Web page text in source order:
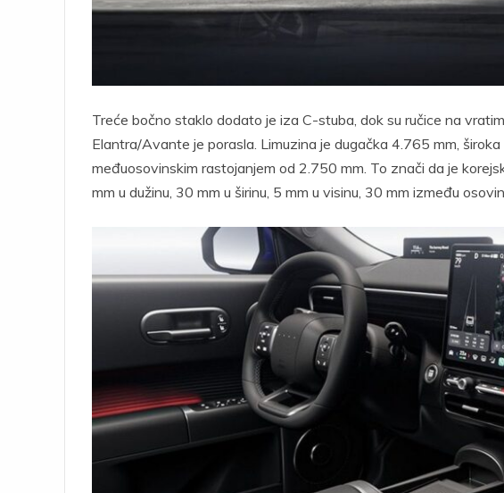
Treće bočno staklo dodato je iza C-stuba, dok su ručice na
Elantra/Avante je porasla. Limuzina je dugačka 4.765 mm,
međuosovinskim rastojanjem od 2.750 mm. To znači da je
mm u dužinu, 30 mm u širinu, 5 mm u visinu, 30 mm između